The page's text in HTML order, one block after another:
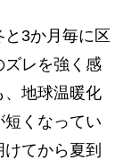
3か月毎に区
ズレを強く感
、地球温暖化
くなってい
てから夏到